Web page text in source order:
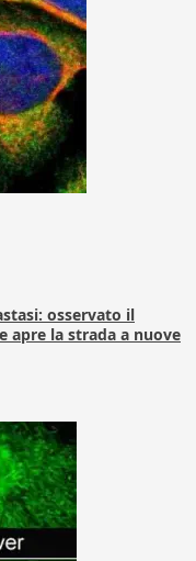
osservato il
apre la strada a nuove